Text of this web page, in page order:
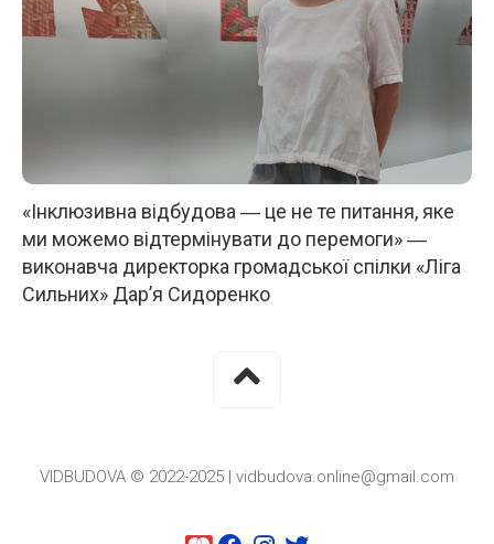
«Інклюзивна відбудова ― це не те питання, яке
ми можемо відтермінувати до перемоги» ―
виконавча директорка громадської спілки «Ліга
Сильних» Дар’я Сидоренко
VIDBUDOVA © 2022-2025 | vidbudova.online@gmail.com